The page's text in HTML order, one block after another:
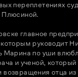
переплетениях
Плюсиной.
главное
руководит
Марина по уши
и ученой, который
возвращения отца